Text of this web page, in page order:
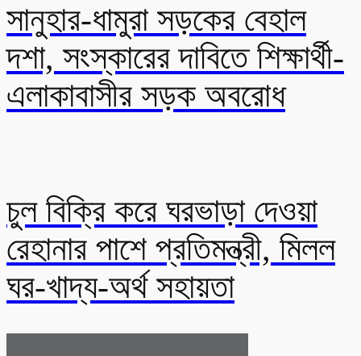
সানুহার-ধামুরা সড়কের বেহাল
দশা, সংস্কারের দাবিতে শিক্ষার্থী-
এলাকাবাসীর সড়ক অবরোধ
চুল বিক্রি করে ঘরভাড়া দেওয়া
রেহানার পাশে প্রতিমন্ত্রী, মিলল
ঘর-খাদ্য-অর্থ সহায়তা